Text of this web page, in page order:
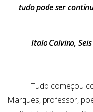
tudo pode ser
Italo Calvino,
Tudo começou com
Marques, professor,